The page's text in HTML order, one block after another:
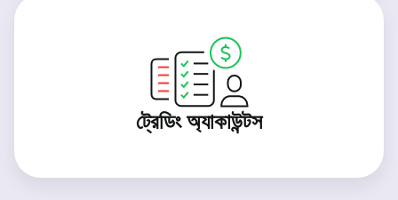
ট্রেডিং অ্যাকাউন্টস